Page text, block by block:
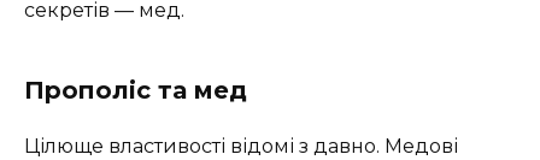
секретів — мед.
Прополіс та мед
Цілюще властивості відомі з давно. Медові